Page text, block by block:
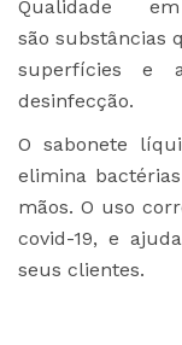
Qualidade
são substâncias
superfícies e
desinfecção.
O sabonete
elimina
mãos. O uso
covid-19, e
seus clientes.